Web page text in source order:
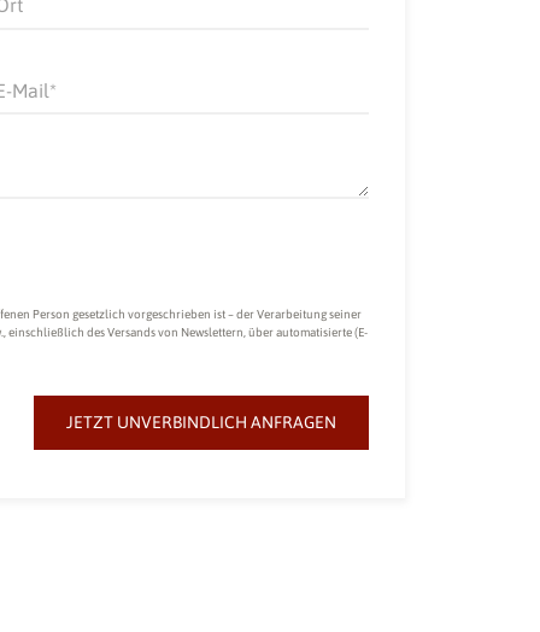
Mail
Person gesetzlich vorgeschrieben ist – der Verarbeitung seiner
des Versands von Newslettern, über automatisierte (E-
JETZT UNVERBINDLICH ANFRAGEN